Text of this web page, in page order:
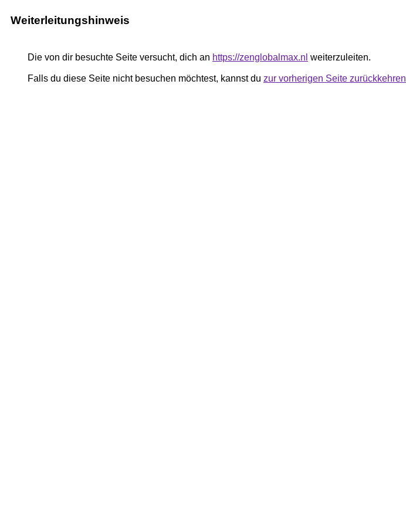
Weiterleitungshinweis
Die von dir besuchte Seite versucht, dich an https://zenglobalmax.nl weiterzuleiten.
Falls du diese Seite nicht besuchen möchtest, kannst du zur vorherigen Seite zurückkehren